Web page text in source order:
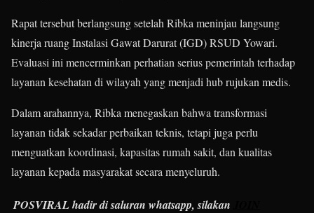
Rapat tersebut berlangsung setelah Ribka meninjau langsung
kinerja ruang Instalasi Gawat Darurat (IGD) RSUD Yowari.
Evaluasi ini mencerminkan perhatian serius pemerintah terhadap
layanan kesehatan di wilayah yang menjadi hub rujukan medis.
Dalam arahannya, Ribka menegaskan bahwa transformasi
layanan tidak sekadar perbaikan teknis, tetapi juga perlu
menguatkan koordinasi, kapasitas rumah sakit, dan kualitas
layanan kepada masyarakat secara menyeluruh.
POSVIRAL hadir di saluran whatsapp, silakan